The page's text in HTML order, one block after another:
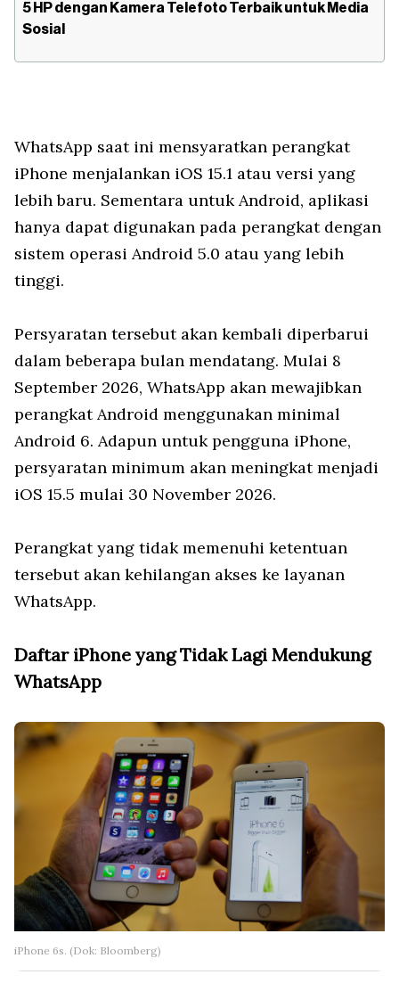
5 HP dengan Kamera Telefoto Terbaik untuk Media
Sosial
WhatsApp saat ini mensyaratkan perangkat
iPhone menjalankan iOS 15.1 atau versi yang
lebih baru. Sementara untuk Android, aplikasi
hanya dapat digunakan pada perangkat dengan
sistem operasi Android 5.0 atau yang lebih
tinggi.
Persyaratan tersebut akan kembali diperbarui
dalam beberapa bulan mendatang. Mulai 8
September 2026, WhatsApp akan mewajibkan
perangkat Android menggunakan minimal
Android 6. Adapun untuk pengguna iPhone,
persyaratan minimum akan meningkat menjadi
iOS 15.5 mulai 30 November 2026.
Perangkat yang tidak memenuhi ketentuan
tersebut akan kehilangan akses ke layanan
WhatsApp.
Daftar iPhone yang Tidak Lagi Mendukung
WhatsApp
iPhone 6s. (Dok: Bloomberg)